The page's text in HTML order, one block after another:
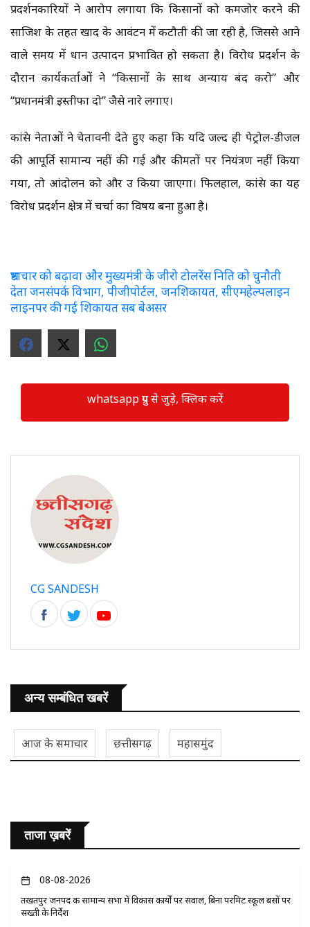
प्रदर्शनकारियों ने आरोप लगाया कि किसानों को कमजोर करने की
साजिश के तहत खाद के आवंटन में कटौती की जा रही है, जिससे आने
वाले समय में धान उत्पादन प्रभावित हो सकता है। विरोध प्रदर्शन के
दौरान कार्यकर्ताओं ने “किसानों के साथ अन्याय बंद करो” और
“प्रधानमंत्री इस्तीफा दो” जैसे नारे लगाए।
कांग्रेस नेताओं ने चेतावनी देते हुए कहा कि यदि जल्द ही पेट्रोल-डीजल
की आपूर्ति सामान्य नहीं की गई और कीमतों पर नियंत्रण नहीं किया
गया, तो आंदोलन को और उग्र किया जाएगा। फिलहाल, कांग्रेस का यह
विरोध प्रदर्शन क्षेत्र में चर्चा का विषय बना हुआ है।
भ्रष्टाचार को बढ़ावा और मुख्यमंत्री के जीरो टोलरेंस निति को चुनौती
देता जनसंपर्क विभाग, पीजीपोर्टल, जनशिकायत, सीएमहेल्पलाइन
लाइनपर की गई शिकायत सब बेअसर
whatsapp ग्रुप से जुड़े, क्लिक करें
CG SANDESH
अन्य सम्बंधित खबरें
आज के समाचार छत्तीसगढ़ महासमुंद
ताजा ख़बरें
08-08-2026
तखतपुर जनपद की सामान्य सभा में विकास कार्यों पर सवाल, बिना परमिट स्कूल बसों पर
सख्ती के निर्देश